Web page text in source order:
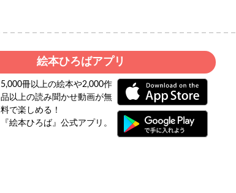
絵本ひろばアプリ
5,000冊以上の絵本や2,000作
品以上の読み聞かせ動画が無
料で楽しめる！
『絵本ひろば』公式アプリ。